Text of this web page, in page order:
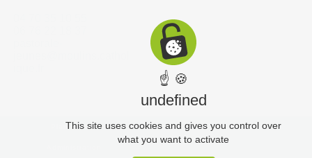
Plan du site
☝ 🍪
undefined
This site uses cookies and gives you control over
what you want to activate